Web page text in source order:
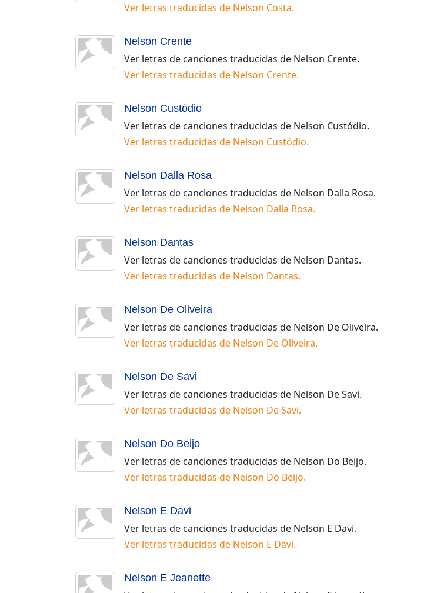
Ver letras traducidas de Nelson Costa.
Nelson Crente
Ver letras de canciones traducidas de Nelson Crente.
Ver letras traducidas de Nelson Crente.
Nelson Custódio
Ver letras de canciones traducidas de Nelson Custódio.
Ver letras traducidas de Nelson Custódio.
Nelson Dalla Rosa
Ver letras de canciones traducidas de Nelson Dalla Rosa.
Ver letras traducidas de Nelson Dalla Rosa.
Nelson Dantas
Ver letras de canciones traducidas de Nelson Dantas.
Ver letras traducidas de Nelson Dantas.
Nelson De Oliveira
Ver letras de canciones traducidas de Nelson De Oliveira.
Ver letras traducidas de Nelson De Oliveira.
Nelson De Savi
Ver letras de canciones traducidas de Nelson De Savi.
Ver letras traducidas de Nelson De Savi.
Nelson Do Beijo
Ver letras de canciones traducidas de Nelson Do Beijo.
Ver letras traducidas de Nelson Do Beijo.
Nelson E Davi
Ver letras de canciones traducidas de Nelson E Davi.
Ver letras traducidas de Nelson E Davi.
Nelson E Jeanette